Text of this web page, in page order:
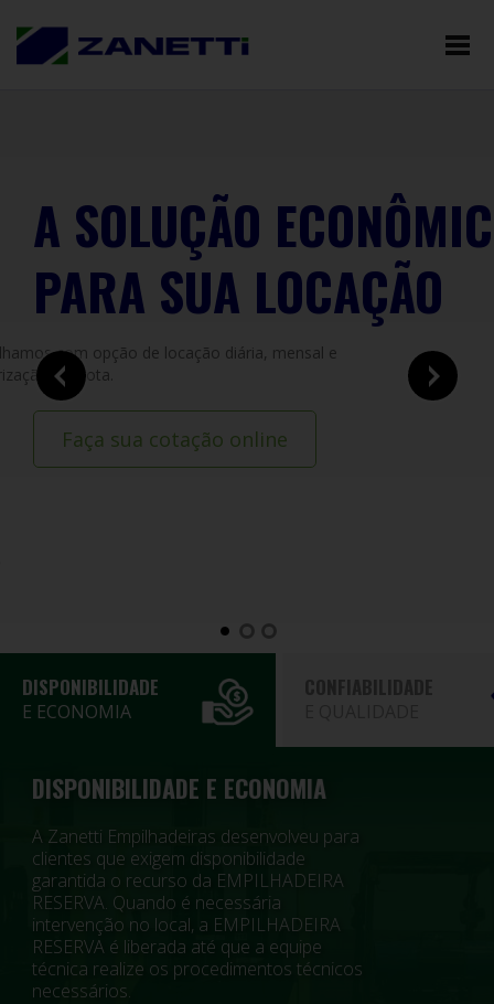
QUEM SOMOS
A SOLUÇÃO
PARA SUA LOCAÇÃO
com opção de locação diária, mensal e
de frota.
Faça sua cotação online
DISPONIBILIDADE
E ECONOMIA
DISPONIBILIDADE E ECONOMIA
A Zanetti Empilhadeiras desenvolveu para
clientes que exigem disponibilidade
garantida o recurso da EMPILHADEIRA
RESERVA. Quando é necessária
intervenção no local, a EMPILHADEIRA
RESERVA é liberada até que a equipe
técnica realize os procedimentos técnicos
necessários.